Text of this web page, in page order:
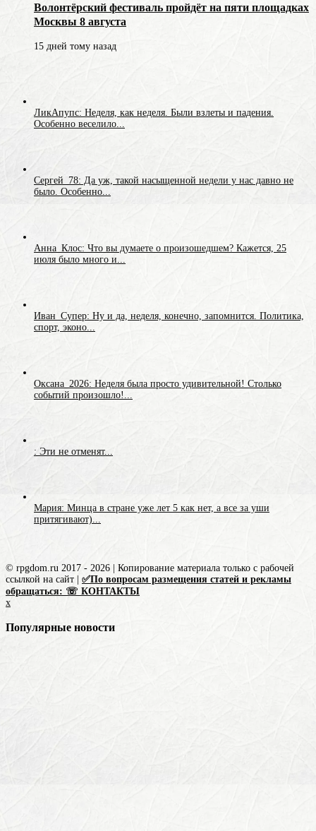
Волонтёрский фестиваль пройдёт на пяти площадках
Москвы 8 августа
15 дней тому назад
ЛикАпупс: Неделя, как неделя. Были взлеты и падения.
Особенно веселило...
Сергей_78: Да уж, такой насыщенной недели у нас давно не
было. Особенно...
Анна_Клос: Что вы думаете о произошедшем? Кажется, 25
июля было много и...
Иван_Супер: Ну и да, неделя, конечно, запомнится. Политика,
спорт, эконо...
Оксана_2026: Неделя была просто удивительной! Столько
событий произошло!...
: Эти не отменят...
Мария: Минца в стране уже лет 5 как нет, а все за уши
притягивают)...
© rpgdom.ru 2017 - 2026 | Копирование материала только с рабочей
ссылкой на сайт | ✅По вопросам размещения статей и рекламы
обращаться: ☏ КОНТАКТЫ
x
Популярные новости